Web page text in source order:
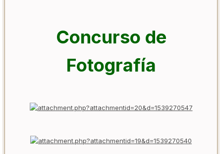
Concurso de
Fotografía